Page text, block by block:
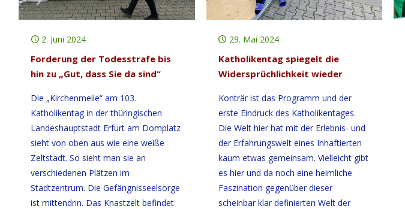
2. Juni 2024
Forderung der Todesstrafe bis
hin zu „Gut, dass Sie da sind“
Die „Kirchenmeile“ am 103.
Katholikentag in der thüringischen
Landeshauptstadt Erfurt am Domplatz
sieht von oben aus wie eine weiße
Zeltstadt. So sieht man sie an
verschiedenen Plätzen im
Stadtzentrum. Die Gefängnisseelsorge
ist mittendrin. Das Knastzelt befindet
29. Mai 2024
Katholikentag spiegelt die
Widersprüchlichkeit wieder
Konträr ist das Programm und der
erste Eindruck des Katholikentages.
Die Welt hier hat mit der Erlebnis- und
der Erfahrungswelt eines Inhaftierten
kaum etwas gemeinsam. Vielleicht gibt
es hier und da noch eine heimliche
Faszination gegenüber dieser
scheinbar klar definierten Welt der